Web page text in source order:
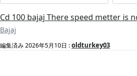
Cd 100 bajaj There speed metter is
Bajaj
編集済み2026年5月10日 :oldturkey03